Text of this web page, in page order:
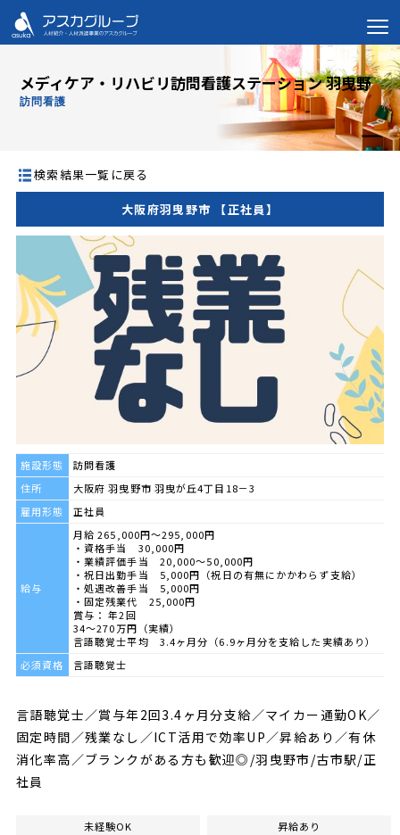
メディケア・リハビリ訪問看護ステーション 羽曳野
訪問看護
検索結果一覧に戻る
大阪府羽曳野市 【正社員】
施設形態
訪問看護
住所
大阪府 羽曳野市 羽曳が丘4丁目18－3
雇用形態
正社員
給与
月給 265,000円～295,000円
・資格手当 30,000円
・業績評価手当 20,000～50,000円
・祝日出勤手当 5,000円（祝日の有無にかかわらず支給）
・処遇改善手当 5,000円
・固定残業代 25,000円
賞与： 年2回
34～270万円（実績）
言語聴覚士平均 3.4ヶ月分（6.9ヶ月分を支給した実績あり）
必須資格
言語聴覚士
言語聴覚士／賞与年2回3.4ヶ月分支給／マイカー通勤OK／
固定時間／残業なし／ICT活用で効率UP／昇給あり／有休
消化率高／ブランクがある方も歓迎◎/羽曳野市/古市駅/正
社員
未経験OK 昇給あり